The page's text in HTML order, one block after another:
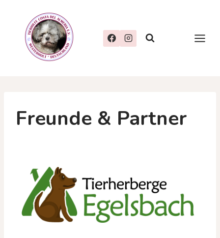
springen
Freunde & Partner